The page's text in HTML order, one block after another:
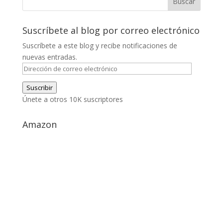
Suscríbete al blog por correo electrónico
Suscríbete a este blog y recibe notificaciones de
nuevas entradas.
Dirección
de
correo
electrónico
Suscribir
Únete a otros 10K suscriptores
Amazon